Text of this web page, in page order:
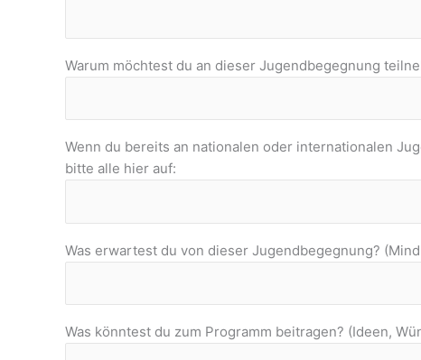
Warum möchtest du an dieser Jugendbegegnung
Wenn du bereits an nationalen oder internationalen
bitte alle hier auf:
Was erwartest du von dieser Jugendbegegnung?
Was könntest du zum Programm beitragen? (Ideen,